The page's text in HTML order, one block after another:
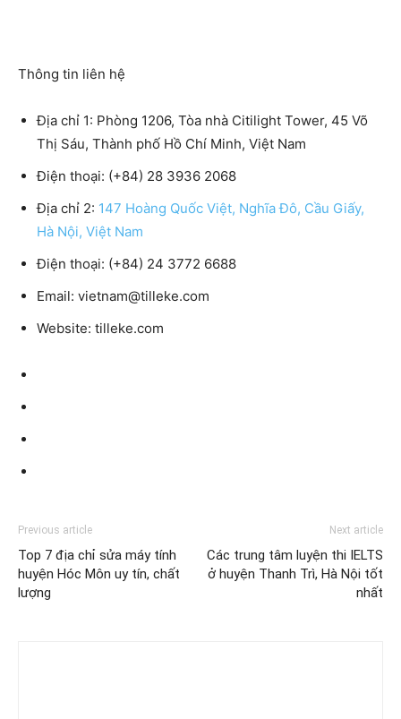
Thông tin liên hệ
Địa chỉ 1: Phòng 1206, Tòa nhà Citilight Tower, 45 Võ
Thị Sáu, Thành phố Hồ Chí Minh, Việt Nam
Điện thoại: (+84) 28 3936 2068
Địa chỉ 2: 147 Hoàng Quốc Việt, Nghĩa Đô, Cầu Giấy,
Hà Nội, Việt Nam
Điện thoại: (+84) 24 3772 6688
Email: vietnam@tilleke.com
Website: tilleke.com
Previous article
Top 7 địa chỉ sửa máy tính
huyện Hóc Môn uy tín, chất
lượng
Next article
Các trung tâm luyện thi IELTS
ở huyện Thanh Trì, Hà Nội tốt
nhất